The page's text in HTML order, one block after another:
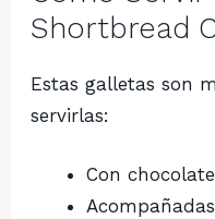
Shortbread
Estas galletas son
servirlas:
Con